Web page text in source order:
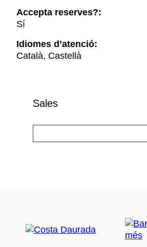
Accepta reserves?:
Sí
Idiomes d’atenció:
Català, Castellà
Sales